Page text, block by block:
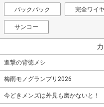
バックパック 完全ワイ
サンコー
進撃の背徳メシ
梅雨モノグランプリ2026
今どきメンズは外見も磨かないと！